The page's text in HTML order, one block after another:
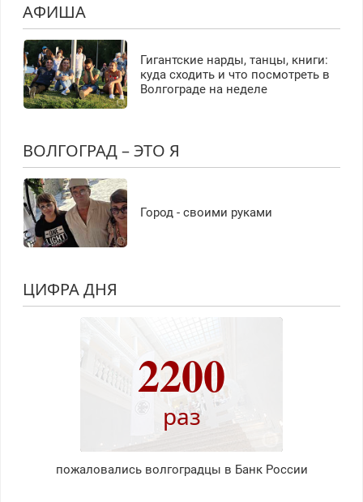
АФИША
Гигантские нарды, танцы, книги:
куда сходить и что посмотреть в
Волгограде на неделе
ВОЛГОГРАД – ЭТО Я
Город - своими руками
ЦИФРА ДНЯ
2200
раз
пожаловались волгоградцы в Банк России